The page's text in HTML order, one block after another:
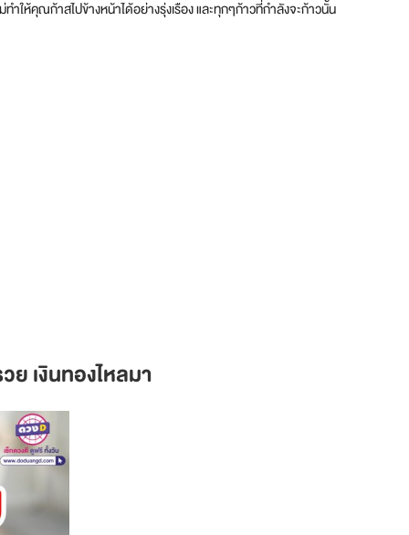
ให้คุณก้าสไปข้างหน้าได้อย่างรุ่งเรือง และทุกๆก้าวที่กำลังจะก้าวนั้น
เงินทองไหลมา